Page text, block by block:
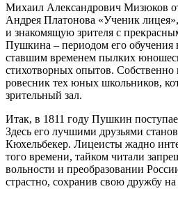
Михаил Александрович Мизюков
Андрея Платонова «Ученик
и знакомящую зрителя с
Пушкина – периодом его обучения
ставшим временем пылких
стихотворных опытов. Собственно
ровесник тех юных школьников,
зрительный зал.
Итак, в 1811 году Пушкин
Здесь его лучшими друзьями
Кюхельбекер. Лицеисты жадно
того времени, тайком читали
вольности и преобразовании
страстно, сохранив свою дружбу